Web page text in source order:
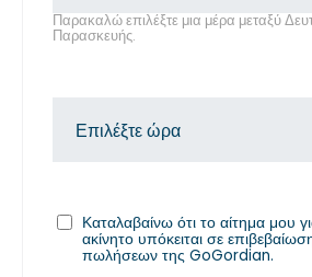
Παρακαλώ επιλέξτε μια μέρα μεταξύ
Παρασκευής.
Καταλαβαίνω ότι το αίτημα μου
ακίνητο υπόκειται σε
πωλήσεων της GoGordian.